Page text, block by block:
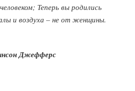
Теперь вы родились
и воздуха – не от женщины.
Джефферс